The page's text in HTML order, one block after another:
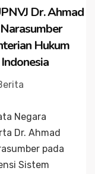
Dr. Ahmad
Hukum
Negara
Dr. Ahmad
pada
Sistem